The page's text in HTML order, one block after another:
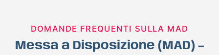
DOMANDE FREQUENTI SULLA MAD
Messa a Disposizione (MAD) –